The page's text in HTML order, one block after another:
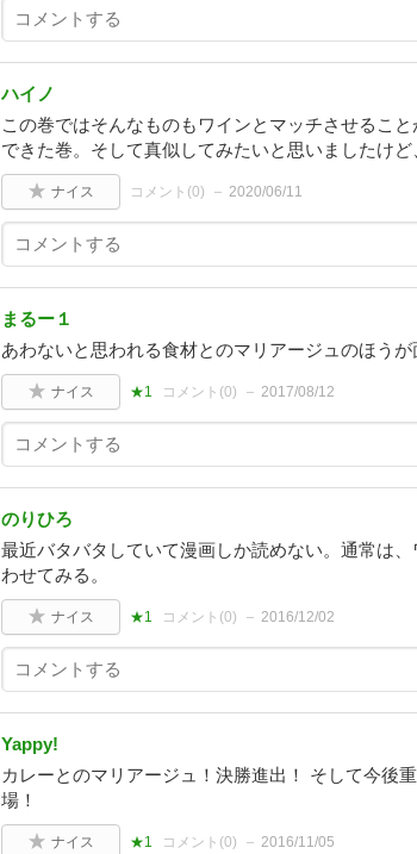
ハイノ
この巻ではそんなものもワインとマッチさせるこ
できた巻。そして真似してみたいと思いましたけ
ナイス コメント(0) 2020/06/11
まるー１
あわないと思われる食材とのマリアージュのほうが
ナイス ★1 コメント(0) 2017/08/12
のりひろ
最近バタバタしていて漫画しか読めない。通常は
わせてみる。
ナイス ★1 コメント(0) 2016/12/02
Yappy!
カレーとのマリアージュ！決勝進出！ そして今後
場！
ナイス ★1 コメント(0) 2016/11/05